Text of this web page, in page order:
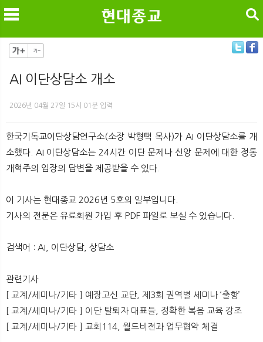
검색
AI 이단상담소 개소
2026년 04월 27일 15시 01분 입력
한국기독교이단상담연구소(소장 박형택 목사)가 AI 이단상담소를 개
소했다. AI 이단상담소는 24시간 이단 문제나 신앙 문제에 대한 정통
개혁주의 입장의 답변을 제공받을 수 있다.
이 기사는 현대종교 2026년 5호의 일부입니다.
기사의 전문은 유료회원 가입 후 PDF 파일로 보실 수 있습니다.
검색어 : AI, 이단상담, 상담소
관련기사
[ 교계/세미나/기타 ] 예장고신 교단, 제3회 권역별 세미나 ‘출항’
[ 교계/세미나/기타 ] 이단 탈퇴자 대표들, 정확한 복음 교육 강조
[ 교계/세미나/기타 ] 교회114, 월드비전과 업무협약 체결